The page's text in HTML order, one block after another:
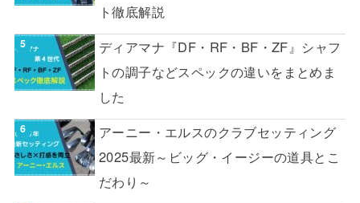
ト徹底解説
ディアマナ『DF・RF・BF・ZF』シャフ
トの調子などスペックの違いをまとめま
した
アーニー・エルスのクラブセッティング
2025最新～ビッグ・イージーの道具とこ
だわり～